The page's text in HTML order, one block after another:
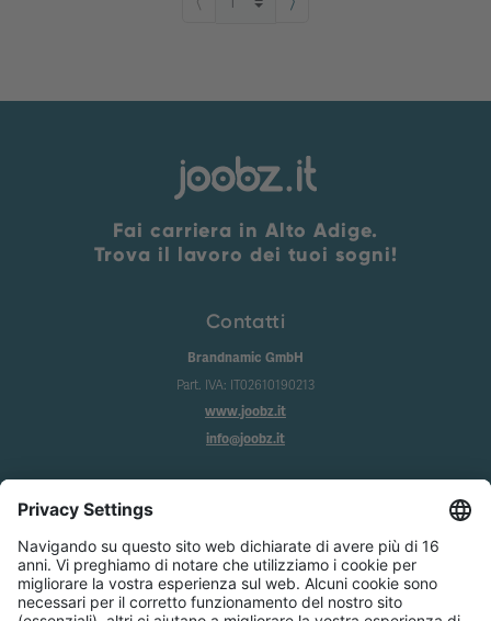
Fai carriera in Alto Adige.
Trova il lavoro dei tuoi sogni!
Contatti
Brandnamic GmbH
Part. IVA: IT02610190213
www.joobz.it
info@joobz.it
Privacy
Condizioni generali
Impostazione dei cookie